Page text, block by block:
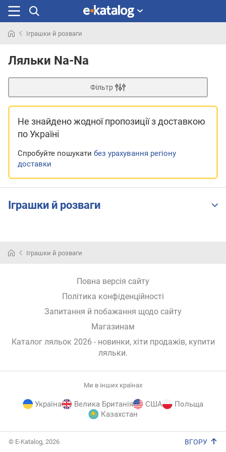
раніше
Іграшки й розваги
Ляльки Na-Na
Фільтр
Не знайдено жодної пропозиціїз доставкою
по Україні
Спробуйте пошукати без урахування регіону
доставки
Іграшки й розваги
Іграшки й розваги
Повна версія сайту
Політика конфіденційності
Запитання й побажання щодо сайту
Магазинам
Каталог ляльок 2026 - новинки, хіти продажів, купити
ляльки.
Ми в інших країнах
Україна Велика Британія США
Польща
Казахстан
© E-Katalog, 2026 ВГОРУ